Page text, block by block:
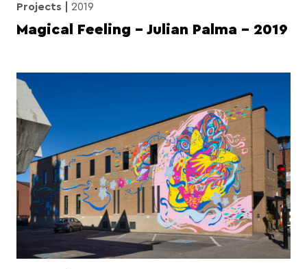
Projects 2019
Magical Feeling – Julian Palma – 2019